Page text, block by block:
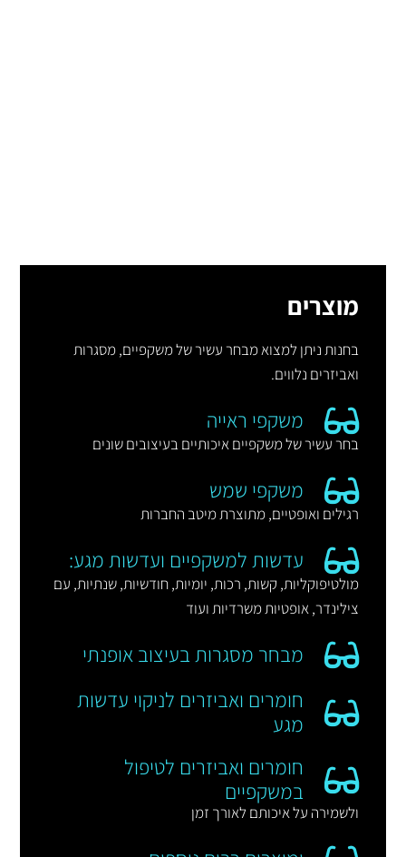
מוצרים
בחנות ניתן למצוא מבחר עשיר של משקפיים, מסגרות
ואביזרים נלווים.
משקפי ראייה
בחר עשיר של משקפיים איכותיים בעיצובים שונים
משקפי שמש
רגילים ואופטיים, מתוצרת מיטב החברות
עדשות למשקפיים ועדשות מגע:
מולטיפוקליות, קשות, רכות, יומיות, חודשיות, שנתיות, עם
צילינדר, אופטיות משרדיות ועוד
מבחר מסגרות בעיצוב אופנתי
חומרים ואביזרים לניקוי עדשות
מגע
חומרים ואביזרים לטיפול
במשקפיים
ולשמירה על איכותם לאורך זמן